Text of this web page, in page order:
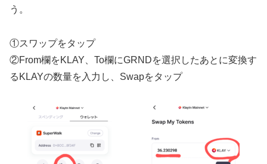
う。
①スワップをタップ
②From欄をKLAY、To欄にGRNDを選択したあとに変換す
るKLAYの数量を入力し、Swapをタップ